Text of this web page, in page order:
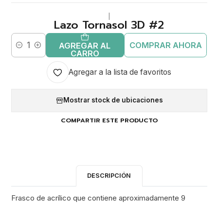
Lazo Tornasol 3D #2
Cantidad
AGREGAR AL
CARRO
COMPRAR AHORA
Agregar a la lista de favoritos
Mostrar stock de ubicaciones
COMPARTIR ESTE PRODUCTO
DESCRIPCIÓN
Frasco de acrílico que contiene aproximadamente 9